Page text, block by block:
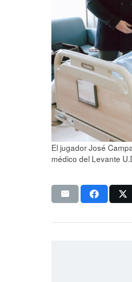
El jugador José
médico del Levante